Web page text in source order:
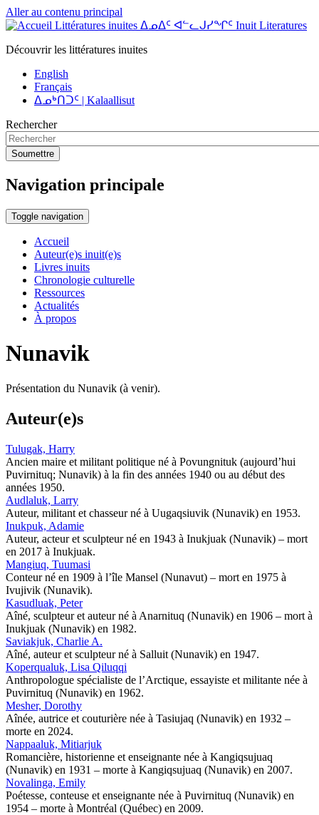
Aller au contenu principal
Littératures inuites ᐃᓄᐃᑦ ᐊᓪᓚᒍᓯᖏᑦ Inuit Literatures
Découvrir les littératures inuites
English
Français
ᐃᓄᒃᑎᑐᑦ | Kalaallisut
Rechercher
Soumettre
Navigation principale
Toggle navigation
Accueil
Auteur(e)s inuit(e)s
Livres inuits
Chronologie culturelle
Ressources
Actualités
À propos
Nunavik
Présentation du Nunavik (à venir).
Auteur(e)s
Tulugak, Harry
Ancien maire et militant politique né à Povungnituk (aujourd’hui
Puvirnituq; Nunavik) à la fin des années 1940 ou au début des
années 1950.
Audlaluk, Larry
Auteur, militant et chasseur né à Uugaqsiuvik (Nunavik) en 1953.
Inukpuk, Adamie
Auteur, acteur et sculpteur né en 1943 à Inukjuak (Nunavik) – mort
en 2017 à Inukjuak.
Mangiuq, Tuumasi
Conteur né en 1909 à l’île Mansel (Nunavut) – mort en 1975 à
Ivujivik (Nunavik).
Kasudluak, Peter
Aîné, sculpteur et auteur né à Anarnituq (Nunavik) en 1906 – mort à
Inukjuak (Nunavik) en 1982.
Saviakjuk, Charlie A.
Aîné, auteur et sculpteur né à Salluit (Nunavik) en 1947.
Koperqualuk, Lisa Qiluqqi
Anthropologue spécialiste de l’Arctique, essayiste et militante née à
Puvirnituq (Nunavik) en 1962.
Mesher, Dorothy
Aînée, autrice et couturière née à Tasiujaq (Nunavik) en 1932 –
morte en 2024.
Nappaaluk, Mitiarjuk
Romancière, historienne et enseignante née à Kangiqsujuaq
(Nunavik) en 1931 – morte à Kangiqsujuaq (Nunavik) en 2007.
Novalinga, Emily
Poétesse, conteuse et enseignante née à Puvirnituq (Nunavik) en
1954 – morte à Montréal (Québec) en 2009.